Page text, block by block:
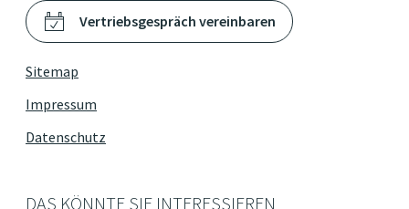
Vertriebsgespräch vereinbaren
Sitemap
Impressum
Datenschutz
DAS KÖNNTE SIE INTERESSIEREN